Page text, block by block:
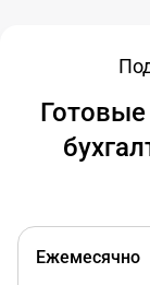
Ежемесячно